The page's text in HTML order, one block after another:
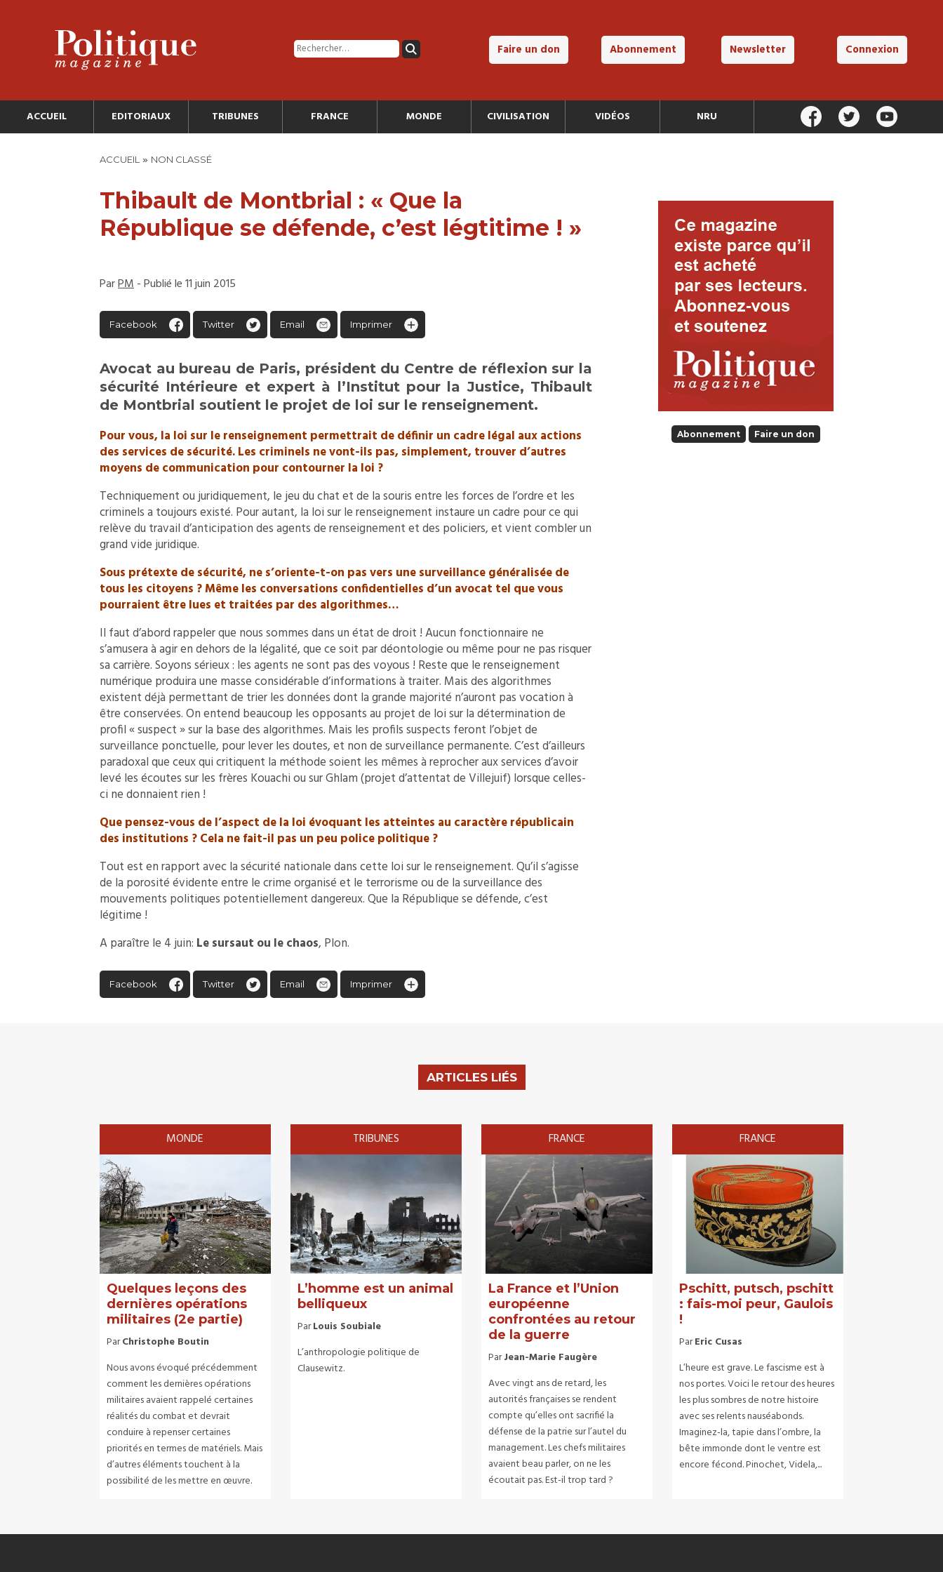
Faire un don Abonnement Newsletter Connexion
ACCUEIL EDITORIAUX TRIBUNES FRANCE MONDE CIVILISATION VIDÉOS NRU
ACCUEIL » NON CLASSÉ
Thibault de Montbrial : « Que la
République se défende, c’est légtitime ! »
ParPM- Publié le 11 juin 2015
Facebook Twitter Email Imprimer
Avocat au bureau de Paris, président du Centre de réflexion sur la
sécurité Intérieure et expert à l’Institut pour la Justice, Thibault
de Montbrial soutient le projet de loi sur le renseignement.
Pour vous, la loi sur le renseignement permettrait de définir un cadre légal aux actions
des services de sécurité. Les criminels ne vont-ils pas, simplement, trouver d’autres
moyens de communication pour contourner la loi ?
Techniquement ou juridiquement, le jeu du chat et de la souris entre les forces de l’ordre et les
criminels a toujours existé. Pour autant, la loi sur le renseignement instaure un cadre pour ce qui
relève du travail d’anticipation des agents de renseignement et des policiers, et vient combler un
grand vide juridique.
Sous prétexte de sécurité, ne s’oriente-t-on pas vers une surveillance généralisée de
tous les citoyens ? Même les conversations confidentielles d’un avocat tel que vous
pourraient être lues et traitées par des algorithmes…
Il faut d’abord rappeler que nous sommes dans un état de droit ! Aucun fonctionnaire ne
s’amusera à agir en dehors de la légalité, que ce soit par déontologie ou même pour ne pas risquer
sa carrière. Soyons sérieux : les agents ne sont pas des voyous ! Reste que le renseignement
numérique produira une masse considérable d’informations à traiter. Mais des algorithmes
existent déjà permettant de trier les données dont la grande majorité n’auront pas vocation à
être conservées. On entend beaucoup les opposants au projet de loi sur la détermination de
profil « suspect » sur la base des algorithmes. Mais les profils suspects feront l’objet de
surveillance ponctuelle, pour lever les doutes, et non de surveillance permanente. C’est d’ailleurs
paradoxal que ceux qui critiquent la méthode soient les mêmes à reprocher aux services d’avoir
levé les écoutes sur les frères Kouachi ou sur Ghlam (projet d’attentat de Villejuif) lorsque celles-
ci ne donnaient rien !
Que pensez-vous de l’aspect de la loi évoquant les atteintes au caractère républicain
des institutions ? Cela ne fait-il pas un peu police politique ?
Tout est en rapport avec la sécurité nationale dans cette loi sur le renseignement. Qu’il s’agisse
de la porosité évidente entre le crime organisé et le terrorisme ou de la surveillance des
mouvements politiques potentiellement dangereux. Que la République se défende, c’est
légitime !
A paraître le 4 juin: Le sursaut ou le chaos, Plon.
Facebook Twitter Email Imprimer
Abonnement Faire un don
ARTICLES LIÉS
MONDE
Quelques leçons des
dernières opérations
militaires (2e partie)
ParChristophe Boutin
Nous avons évoqué précédemment
comment les dernières opérations
militaires avaient rappelé certaines
réalités du combat et devrait
conduire à repenser certaines
priorités en termes de matériels. Mais
d’autres éléments touchent à la
possibilité de les mettre en œuvre.
TRIBUNES
L’homme est un animal
belliqueux
ParLouis Soubiale
L’anthropologie politique de
Clausewitz.
FRANCE
La France et l’Union
européenne
confrontées au retour
de la guerre
ParJean-Marie Faugère
Avec vingt ans de retard, les
autorités françaises se rendent
compte qu’elles ont sacrifié la
défense de la patrie sur l’autel du
management. Les chefs militaires
avaient beau parler, on ne les
écoutait pas. Est-il trop tard ?
FRANCE
Pschitt, putsch, pschitt
: fais-moi peur, Gaulois
!
ParEric Cusas
L’heure est grave. Le fascisme est à
nos portes. Voici le retour des heures
les plus sombres de notre histoire
avec ses relents nauséabonds.
Imaginez-la, tapie dans l’ombre, la
bête immonde dont le ventre est
encore fécond. Pinochet, Videla,...